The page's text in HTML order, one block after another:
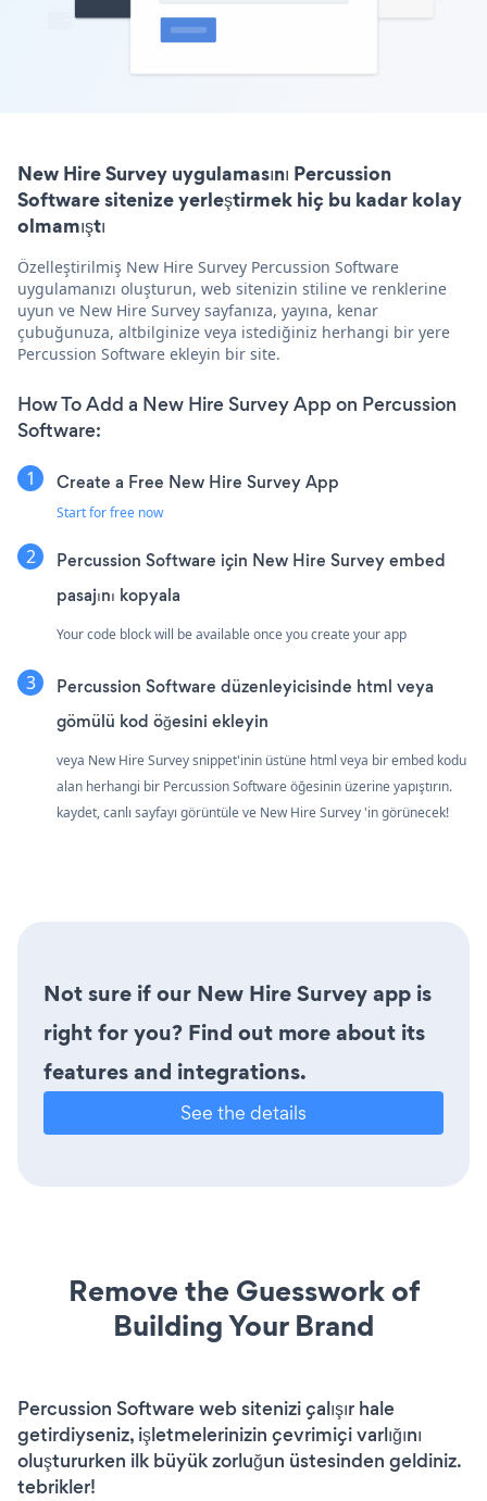
New Hire Survey uygulamasını Percussion
Software sitenize yerleştirmek hiç bu kadar kolay
olmamıştı
Özelleştirilmiş New Hire Survey Percussion Software
uygulamanızı oluşturun, web sitenizin stiline ve renklerine
uyun ve New Hire Survey sayfanıza, yayına, kenar
çubuğunuza, altbilginize veya istediğiniz herhangi bir yere
Percussion Software ekleyin bir site.
How To Add a New Hire Survey App on Percussion
Software:
Create a Free New Hire Survey App
Start for free now
Percussion Software için New Hire Survey embed
pasajını kopyala
Your code block will be available once you create your app
Percussion Software düzenleyicisinde html veya
gömülü kod öğesini ekleyin
veya New Hire Survey snippet'inin üstüne html veya bir embed kodu
alan herhangi bir Percussion Software öğesinin üzerine yapıştırın.
kaydet, canlı sayfayı görüntüle ve New Hire Survey 'in görünecek!
Not sure if our New Hire Survey app is
right for you? Find out more about its
features and integrations.
See the details
Remove the Guesswork of
Building Your Brand
Percussion Software web sitenizi çalışır hale
getirdiyseniz, işletmelerinizin çevrimiçi varlığını
oluştururken ilk büyük zorluğun üstesinden geldiniz.
tebrikler!